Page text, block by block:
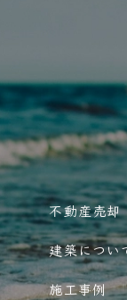
不動産売却
建築につい
施工事例